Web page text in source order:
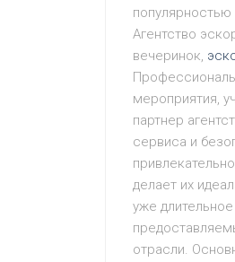
Агентство
вечеринок,
мероприятия,
партнер
сервиса и
делает их
уже
отрасли.